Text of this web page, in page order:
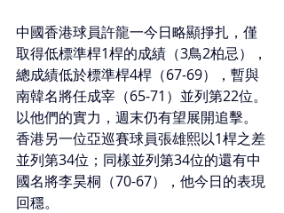
中國香港球員許龍一今日略顯掙扎，僅
取得低標準桿1桿的成績（3鳥2柏忌），
總成績低於標準桿4桿（67-69），暫與
南韓名將任成宰（65-71）並列第22位。
以他們的實力，週末仍有望展開追擊。
香港另一位亞巡賽球員張雄熙以1桿之差
並列第34位；同樣並列第34位的還有中
國名將李昊桐（70-67），他今日的表現
回穩。